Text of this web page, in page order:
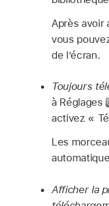
Après avoir
vous
de l’écran.
Toujours
à Réglages
activez «
Les
Afficher la